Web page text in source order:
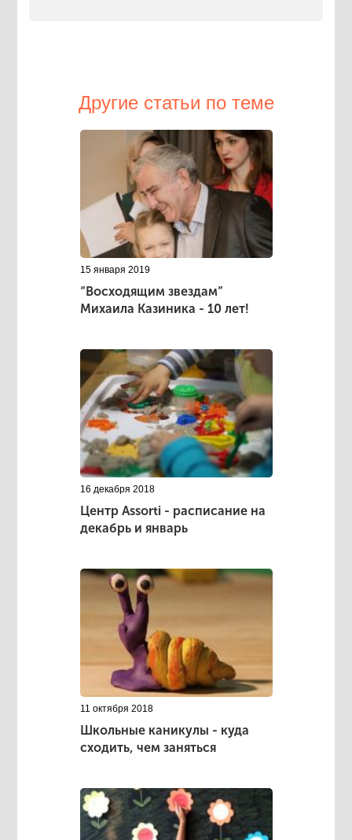
Другие статьи по теме
15 января 2019
“Восходящим звездам”
Михаила Казиника - 10 лет!
16 декабря 2018
Центр Аssorti - расписание на
декабрь и январь
11 октября 2018
Школьные каникулы - куда
сходить, чем заняться